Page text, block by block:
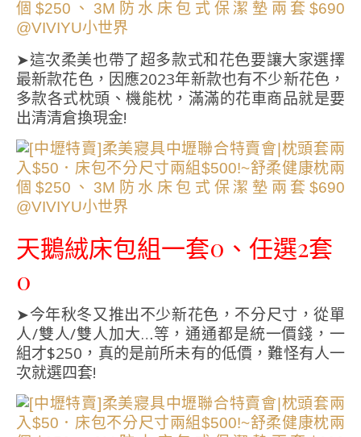
➤這次柔美也帶了超多款式和花色要讓大家選擇
最新款花色，因應2023年新款也有不少新花色，
多款各式枕頭、機能枕，滿滿的花車商品就是要
出清清倉換現金!
天鵝絨床包組一套0、任選2套
0
➤今年秋冬又推出不少新花色，不分尺寸，從單
人/雙人/雙人加大…等，通通都是統一價錢，一
組才$250，真的是前所未有的低價，難怪有人一
次就選四套!